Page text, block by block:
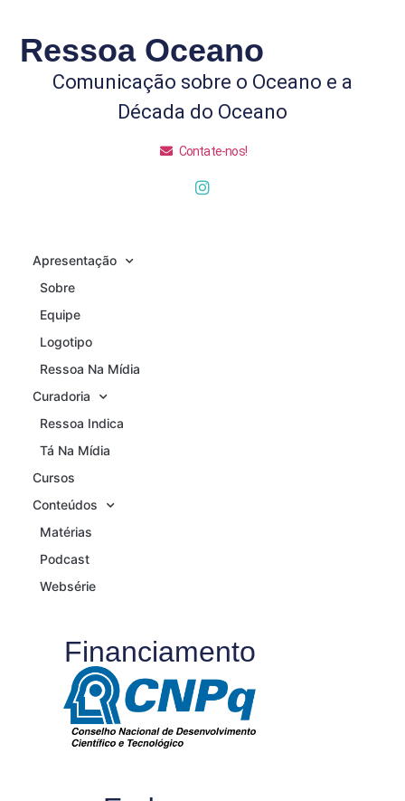
Ressoa Oceano
Comunicação sobre o Oceano e a
Década do Oceano
Contate-nos!
Apresentação
Sobre
Equipe
Logotipo
Ressoa Na Mídia
Curadoria
Ressoa Indica
Tá Na Mídia
Cursos
Conteúdos
Matérias
Podcast
Websérie
Financiamento